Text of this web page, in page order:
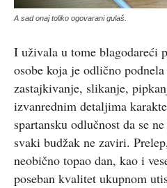
A sad onaj toliko ogovarani gulaš.
I uživala u tome blagodareći
osobe koja je odlično
zastajkivanje, slikanje,
izvanrednim detaljima
spartansku odlučnost da se
svaki budžak ne zaviri.
neobično topao dan, kao i
poseban kvalitet ukupnom